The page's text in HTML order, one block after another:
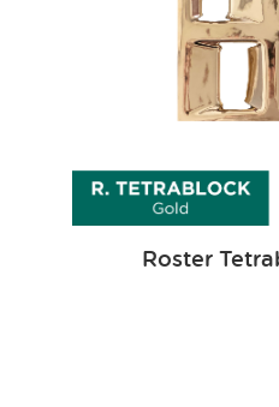
Roster